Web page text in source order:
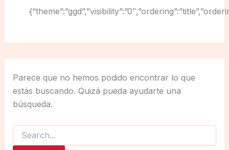
Parece que no hemos podido encontrar lo que
estás buscando. Quizá pueda ayudarte una
búsqueda.
Buscar
por: